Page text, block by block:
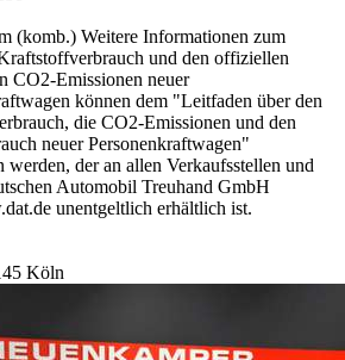
(komb.) Weitere Informationen zum
und den offiziellen
CO2-Emissionen neuer
können dem "Leitfaden über den
die CO2-Emissionen und den
neuer Personenkraftwagen"
werden, der an allen Verkaufsstellen und
Automobil Treuhand GmbH
unentgeltlich erhältlich ist.
Köln